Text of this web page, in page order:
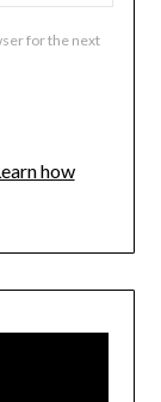
for the next
how